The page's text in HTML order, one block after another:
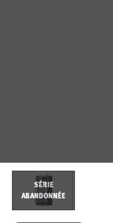
SÉRIE
ABANDONNÉE